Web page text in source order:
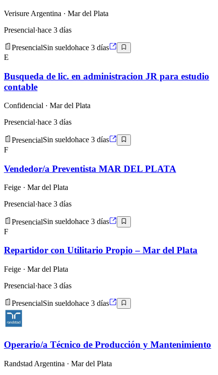
Verisure Argentina · Mar del Plata
Presencial·hace 3 días
PresencialSin sueldohace 3 días
E
Busqueda de lic. en administracion JR para estudio
contable
Confidencial · Mar del Plata
Presencial·hace 3 días
PresencialSin sueldohace 3 días
F
Vendedor/a Preventista MAR DEL PLATA
Feige · Mar del Plata
Presencial·hace 3 días
PresencialSin sueldohace 3 días
F
Repartidor con Utilitario Propio – Mar del Plata
Feige · Mar del Plata
Presencial·hace 3 días
PresencialSin sueldohace 3 días
Operario/a Técnico de Producción y Mantenimiento
Randstad Argentina · Mar del Plata